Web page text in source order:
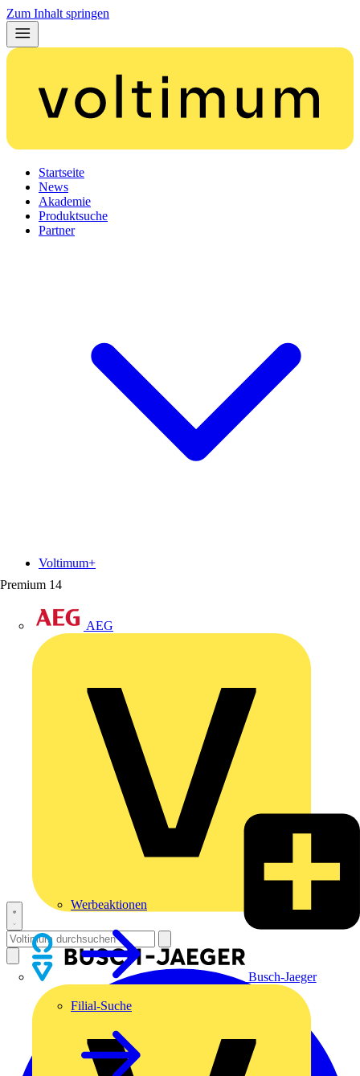
Zum Inhalt springen
Startseite
News
Akademie
Produktsuche
Partner
Premium 14
AEG
Busch-Jaeger
Voltimum+
Werbeaktionen
Filial-Suche